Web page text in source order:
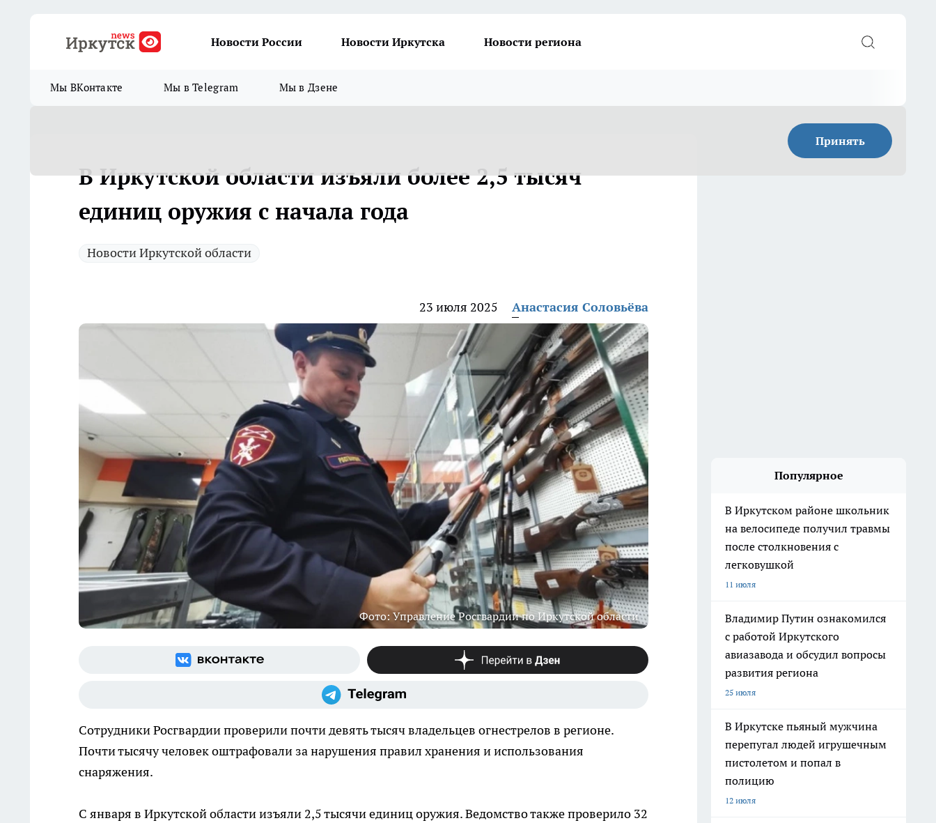
Новости России Новости Иркутска Новости региона
Мы ВКонтакте Мы в Telegram Мы в Дзене
Принять
В Иркутской области изъяли более 2,5 тысяч
единиц оружия с начала года
Новости Иркутской области
23 июля 2025 Анастасия Соловьёва
Фото: Управление Росгвардии по Иркутской области
Сотрудники Росгвардии проверили почти девять тысяч владельцев огнестрелов в регионе.
Почти тысячу человек оштрафовали за нарушения правил хранения и использования
снаряжения.
С января в Иркутской области изъяли 2,5 тысячи единиц оружия. Ведомство также проверило 32
Популярное
В Иркутском районе школьник
на велосипеде получил травмы
после столкновения с
легковушкой
11 июля
Владимир Путин ознакомился
с работой Иркутского
авиазавода и обсудил вопросы
развития региона
25 июля
В Иркутске пьяный мужчина
перепугал людей игрушечным
пистолетом и попал в
полицию
12 июля